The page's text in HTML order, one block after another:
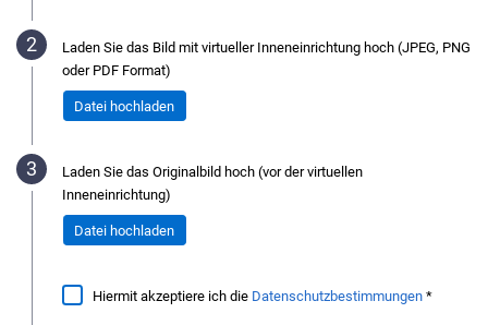
Laden Sie das Bild mit virtueller Inneneinrichtung hoch (JPEG, PNG
oder PDF Format)
Datei hochladen
Laden Sie das Originalbild hoch (vor der virtuellen
Inneneinrichtung)
Datei hochladen
Hiermit akzeptiere ich die Datenschutzbestimmungen *